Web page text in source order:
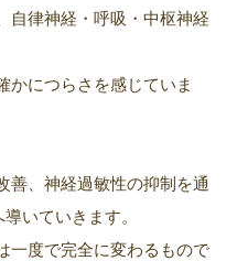
自律神経・呼吸・中枢神経
かにつらさを感じていま
善、神経過敏性の抑制を通
いていきます。
一度で完全に変わるもので